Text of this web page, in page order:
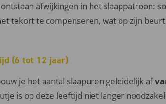
afwijkingen in het slaappatroon:
tekort te compenseren, wat op zijn
(6 tot 12 jaar)
je het aantal slaapuren geleidelijk af
is op deze leeftijd niet langer